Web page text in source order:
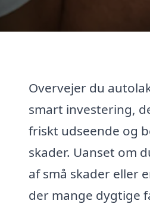
Overvejer du
smart investering,
friskt udseende og
skader. Uanset om
af små skader eller
der mange dygtige